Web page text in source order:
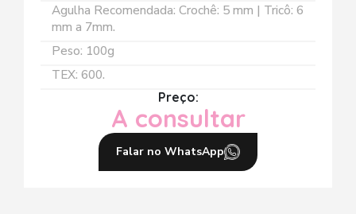
Agulha Recomendada: Crochê: 5 mm | Tricô: 6
mm a 7mm.
Peso: 100g
TEX: 600.
Preço:
A consultar
Falar no WhatsApp